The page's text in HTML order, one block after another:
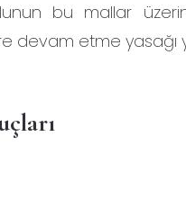
bu mallar
devam etme yasağı